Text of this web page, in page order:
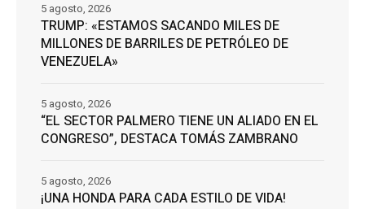
TRUMP: «ESTAMOS SACANDO MILES DE
MILLONES DE BARRILES DE PETRÓLEO DE
VENEZUELA»
5 agosto, 2026
“EL SECTOR PALMERO TIENE UN ALIADO EN EL
CONGRESO”, DESTACA TOMÁS ZAMBRANO
5 agosto, 2026
¡UNA HONDA PARA CADA ESTILO DE VIDA!
5 agosto, 2026